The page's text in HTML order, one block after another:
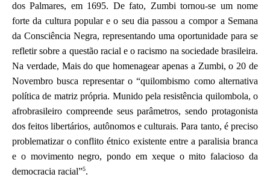
dos Palmares, em 1695. De fato, Zumbi tornou-se um nome
forte da cultura popular e o seu dia passou a compor a Semana
da Consciência Negra, representando uma oportunidade para se
refletir sobre a questão racial e o racismo na sociedade brasileira.
Na verdade, Mais do que homenagear apenas a Zumbi, o 20 de
Novembro busca representar o “quilombismo como alternativa
política de matriz própria. Munido pela resistência quilombola, o
afrobrasileiro compreende seus parâmetros, sendo protagonista
dos feitos libertários, autônomos e culturais. Para tanto, é preciso
problematizar o conflito étnico existente entre a paralisia branca
e o movimento negro, pondo em xeque o mito falacioso da
democracia racial”5.